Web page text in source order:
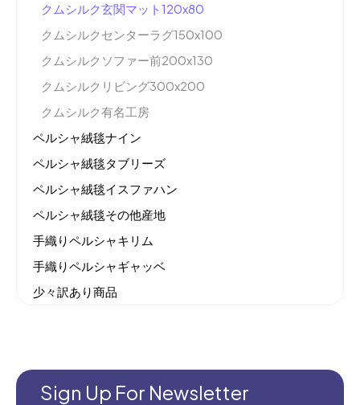
クムシルク玄関マット120x80
クムシルクセンターラグ150x100
クムシルクソファー前200x130
クムシルクリビング300x200
クムシルク有名工房
ペルシャ絨毯ナイン
ペルシャ絨毯タブリーズ
ペルシャ絨毯イスファハン
ペルシャ絨毯その他産地
手織りペルシャキリム
手織りペルシャギャッベ
少々訳あり商品
新商品入荷
Sign Up For Newsletter